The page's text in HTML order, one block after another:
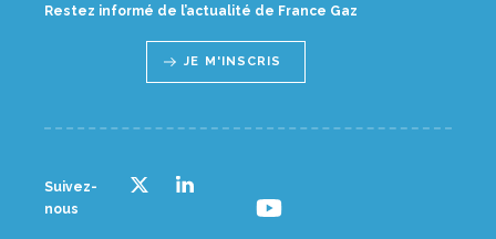
Restez informé de l’actualité de France Gaz
JE M'INSCRIS
Suivez-
nous